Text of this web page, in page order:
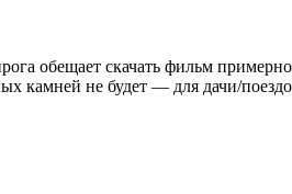
обещает скачать фильм
камней не будет — для дачи/